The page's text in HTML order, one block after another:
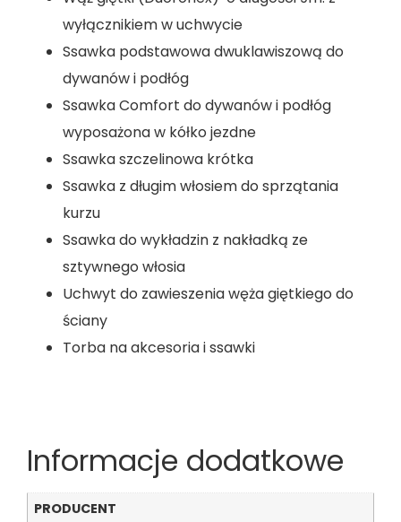
wyłącznikiem w uchwycie
Ssawka podstawowa dwuklawiszową do
dywanów i podłóg
Ssawka Comfort do dywanów i podłóg
wyposażona w kółko jezdne
Ssawka szczelinowa krótka
Ssawka z długim włosiem do sprzątania
kurzu
Ssawka do wykładzin z nakładką ze
sztywnego włosia
Uchwyt do zawieszenia węża giętkiego do
ściany
Torba na akcesoria i ssawki
Informacje dodatkowe
PRODUCENT